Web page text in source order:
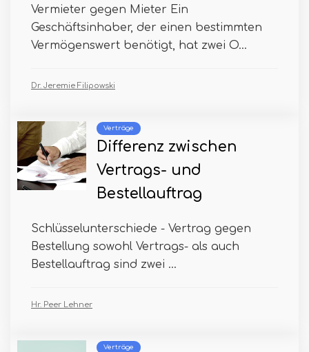
Vermieter gegen Mieter Ein
Geschäftsinhaber, der einen bestimmten
Vermögenswert benötigt, hat zwei O...
Dr. Jeremie Filipowski
Verträge
Differenz zwischen
Vertrags- und
Bestellauftrag
Schlüsselunterschiede - Vertrag gegen
Bestellung sowohl Vertrags- als auch
Bestellauftrag sind zwei ...
Hr. Peer Lehner
Verträge